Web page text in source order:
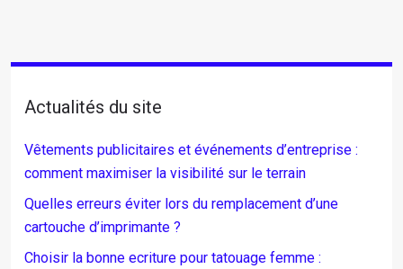
Actualités du site
Vêtements publicitaires et événements d’entreprise :
comment maximiser la visibilité sur le terrain
Quelles erreurs éviter lors du remplacement d’une
cartouche d’imprimante ?
Choisir la bonne ecriture pour tatouage femme :